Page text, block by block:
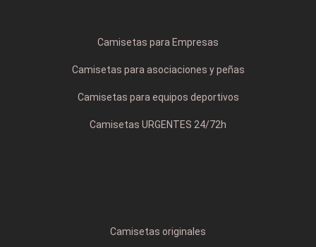
Camisetas para Empresas
Camisetas para asociaciones y peñas
Camisetas para equipos deportivos
Camisetas URGENTES 24/72h
Camisetas originales